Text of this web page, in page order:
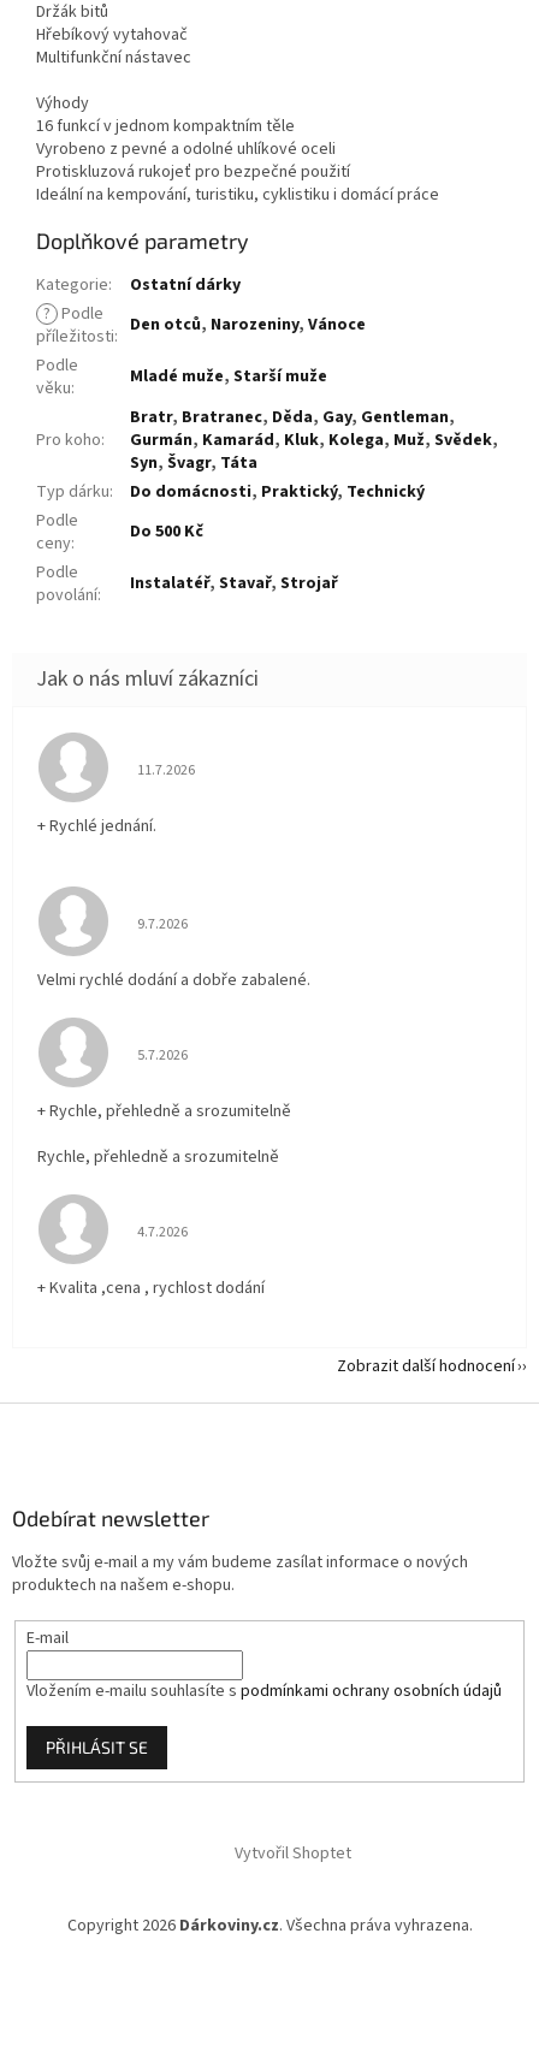
Držák bitů
Hřebíkový vytahovač
Multifunkční nástavec
Výhody
16 funkcí v jednom kompaktním těle
Vyrobeno z pevné a odolné uhlíkové oceli
Protiskluzová rukojeť pro bezpečné použití
Ideální na kempování, turistiku, cyklistiku i domácí práce
Doplňkové parametry
Kategorie:
Ostatní dárky
? Podle
příležitosti: Den otců, Narozeniny, Vánoce
Podle
věku: Mladé muže, Starší muže
Pro koho:
Bratr, Bratranec, Děda, Gay, Gentleman,
Gurmán, Kamarád, Kluk, Kolega, Muž, Svědek,
Syn, Švagr, Táta
Typ dárku: Do domácnosti, Praktický, Technický
Podle
ceny:
Do 500 Kč
Podle
povolání: Instalatéř, Stavař, Strojař
Hodnocení obchodu je 5 z 5 hvězdiček.
11.7.2026
+ Rychlé jednání.
Hodnocení obchodu je 5 z 5 hvězdiček.
9.7.2026
Velmi rychlé dodání a dobře zabalené.
Hodnocení obchodu je 5 z 5 hvězdiček.
5.7.2026
+ Rychle, přehledně a srozumitelně
Rychle, přehledně a srozumitelně
Hodnocení obchodu je 5 z 5 hvězdiček.
4.7.2026
+ Kvalita ,cena , rychlost dodání
Zobrazit další hodnocení
Odebírat newsletter
Vložte svůj e-mail a my vám budeme zasílat informace o nových
produktech na našem e-shopu.
E-mail
Vložením e-mailu souhlasíte s podmínkami ochrany osobních údajů
PŘIHLÁSIT SE
Vytvořil Shoptet
Copyright 2026 Dárkoviny.cz. Všechna práva vyhrazena.